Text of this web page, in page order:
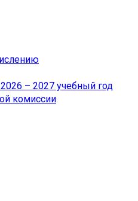
– 2027 учебный год
комиссии